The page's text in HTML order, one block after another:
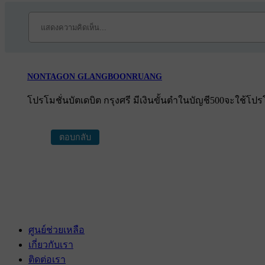
NONTAGON GLANGBOONRUANG
โปรโมชั่นบัตเดบิต กรุงศรี มีเงินขั้นตำในบัญชี500จะใช้โป
ตอบกลับ
ศูนย์ช่วยเหลือ
เกี่ยวกับเรา
ติดต่อเรา